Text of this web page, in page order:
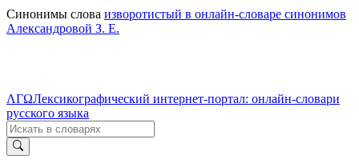
Синонимы слова изворотистый в онлайн-словаре синонимов
Александровой З. Е.
ΛΓΩЛексикографический интернет-портал: онлайн-словари
русского языка